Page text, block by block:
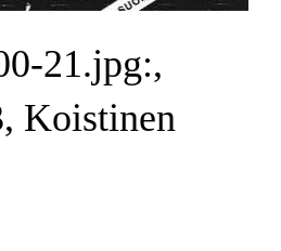
21.jpg:,
Koistinen